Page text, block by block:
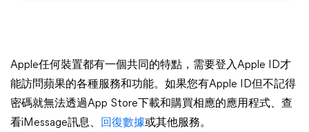
Apple任何裝置都有一個共同的特點，需要登入Apple ID才
能訪問蘋果的各種服務和功能。如果您有Apple ID但不記得
密碼就無法透過App Store下載和購買相應的應用程式、查
看iMessage訊息、
回復數據或其他服務。